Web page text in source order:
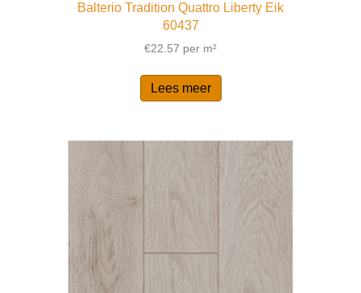
Balterio Tradition Quattro Liberty Eik
60437
€22.57 per m²
Lees meer